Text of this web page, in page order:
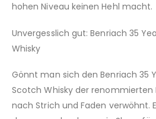
hohen Niveau keinen Hehl macht.
Unvergesslich gut: Benriach 35
Whisky
Gönnt man sich den Benriach 35
Scotch Whisky der renommierten
nach Strich und Faden verwöhnt.